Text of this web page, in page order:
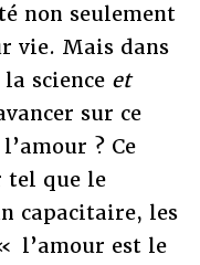
non seulement
vie. Mais dans
science et
sur ce
? Ce
tel que le
capacitaire, les
l’amour est le